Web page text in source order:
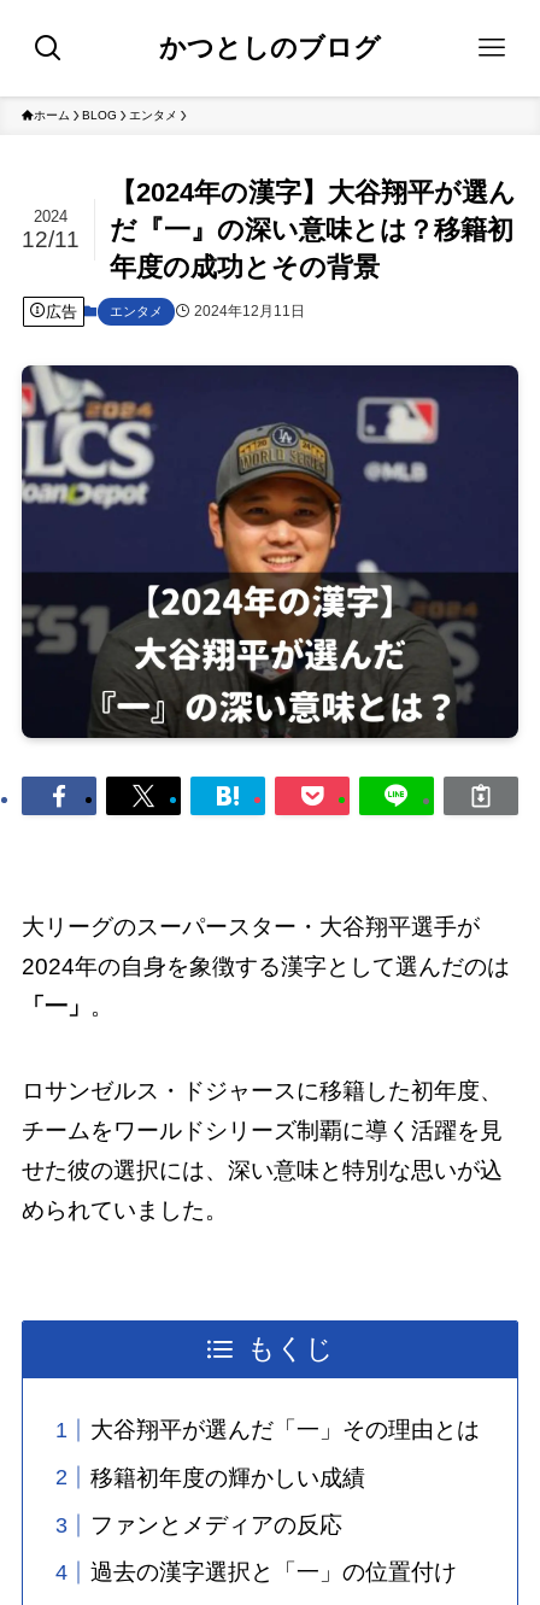
かつとしのブログ
ホーム BLOG エンタメ
【2024年の漢字】大谷翔平が選ん
だ『一』の深い意味とは？移籍初
年度の成功とその背景
2024
12/11
広告 エンタメ 2024年12月11日
大リーグのスーパースター・大谷翔平選手が
2024年の自身を象徴する漢字として選んだのは
「一」 。
ロサンゼルス・ドジャースに移籍した初年度、
チームをワールドシリーズ制覇に導く活躍を見
せた彼の選択には、深い意味と特別な思いが込
められていました。
もくじ
大谷翔平が選んだ「一」その理由とは
移籍初年度の輝かしい成績
ファンとメディアの反応
過去の漢字選択と「一」の位置付け